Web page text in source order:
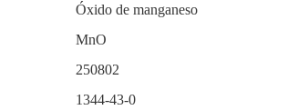
Óxido de manganeso
MnO
250802
1344-43-0